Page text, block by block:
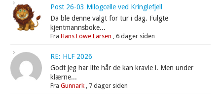
Post 26-03 Milogcelle ved Kringlefjell
Da ble denne valgt for tur i dag. Fulgte
kjentmannsboke...
FraHans Löwe Larsen ,6 dager siden
RE: HLF 2026
Godt jeg har lite hår de kan kravle i. Men under
klærne...
FraGunnark , 7 dager siden